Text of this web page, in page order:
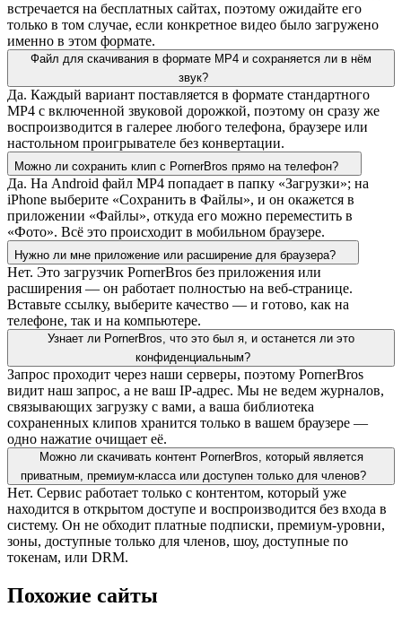
встречается на бесплатных сайтах, поэтому ожидайте его
только в том случае, если конкретное видео было загружено
именно в этом формате.
Файл для скачивания в формате MP4 и сохраняется ли в нём
звук?
Да. Каждый вариант поставляется в формате стандартного
MP4 с включенной звуковой дорожкой, поэтому он сразу же
воспроизводится в галерее любого телефона, браузере или
настольном проигрывателе без конвертации.
Можно ли сохранить клип с PornerBros прямо на телефон?
Да. На Android файл MP4 попадает в папку «Загрузки»; на
iPhone выберите «Сохранить в Файлы», и он окажется в
приложении «Файлы», откуда его можно переместить в
«Фото». Всё это происходит в мобильном браузере.
Нужно ли мне приложение или расширение для браузера?
Нет. Это загрузчик PornerBros без приложения или
расширения — он работает полностью на веб-странице.
Вставьте ссылку, выберите качество — и готово, как на
телефоне, так и на компьютере.
Узнает ли PornerBros, что это был я, и останется ли это
конфиденциальным?
Запрос проходит через наши серверы, поэтому PornerBros
видит наш запрос, а не ваш IP-адрес. Мы не ведем журналов,
связывающих загрузку с вами, а ваша библиотека
сохраненных клипов хранится только в вашем браузере —
одно нажатие очищает её.
Можно ли скачивать контент PornerBros, который является
приватным, премиум-класса или доступен только для членов?
Нет. Сервис работает только с контентом, который уже
находится в открытом доступе и воспроизводится без входа в
систему. Он не обходит платные подписки, премиум-уровни,
зоны, доступные только для членов, шоу, доступные по
токенам, или DRM.
Похожие сайты